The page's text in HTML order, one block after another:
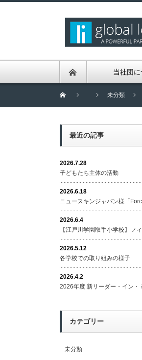
当社団
未分類
最近の記事
2026.7.28
子どもたち主体の活動
2026.6.18
ニュースキンジャパン様「
2026.6.4
【江戸川学園取手小学校】フ
2026.5.12
各学校での取り組みの様子
2026.4.2
2026年度 新リーダー・イン・
カテゴリー
未分類